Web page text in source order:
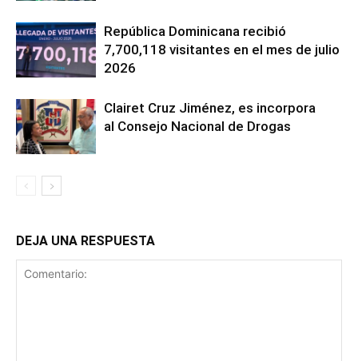
República Dominicana recibió
7,700,118 visitantes en el mes de julio
2026
Clairet Cruz Jiménez, es incorpora
al Consejo Nacional de Drogas
DEJA UNA RESPUESTA